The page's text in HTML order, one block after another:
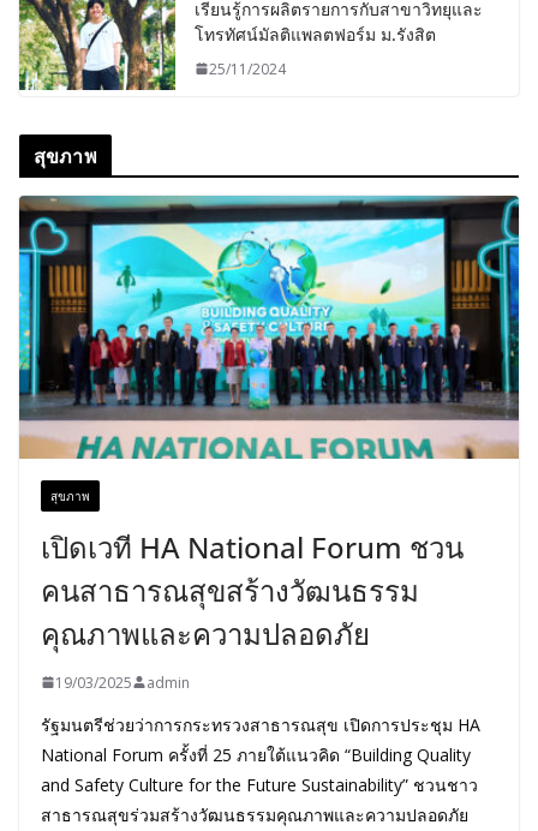
เรียนรู้การผลิตรายการกับสาขาวิทยุและ
โทรทัศน์มัลติแพลตฟอร์ม ม.รังสิต
25/11/2024
สุขภาพ
สุขภาพ
เปิดเวที HA National Forum ชวน
คนสาธารณสุขสร้างวัฒนธรรม
คุณภาพและความปลอดภัย
19/03/2025 admin
รัฐมนตรีช่วยว่าการกระทรวงสาธารณสุข เปิดการประชุม HA
National Forum ครั้งที่ 25 ภายใต้แนวคิด “Building Quality
and Safety Culture for the Future Sustainability” ชวนชาว
สาธารณสุขร่วมสร้างวัฒนธรรมคุณภาพและความปลอดภัย